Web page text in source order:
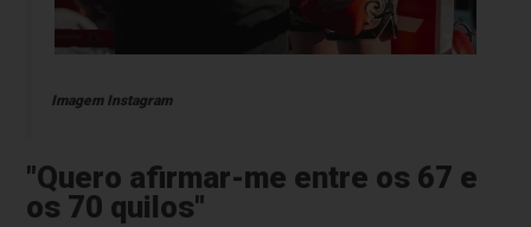
Imagem Instagram
"Quero afirmar-me entre os 67 e
os 70 quilos"